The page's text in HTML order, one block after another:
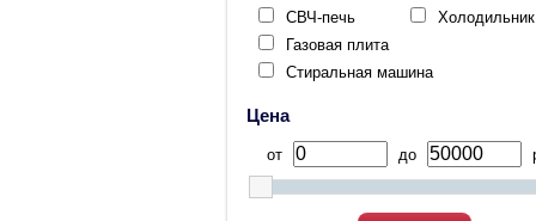
СВЧ-печь
Холодильник
Газовая плита
Стиральная машина
Цена
от до